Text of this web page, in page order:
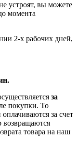
устроят, вы можете
момента
2-х рабочих дней,
за
покупки. То
за счет
возвращаются
товара на наш